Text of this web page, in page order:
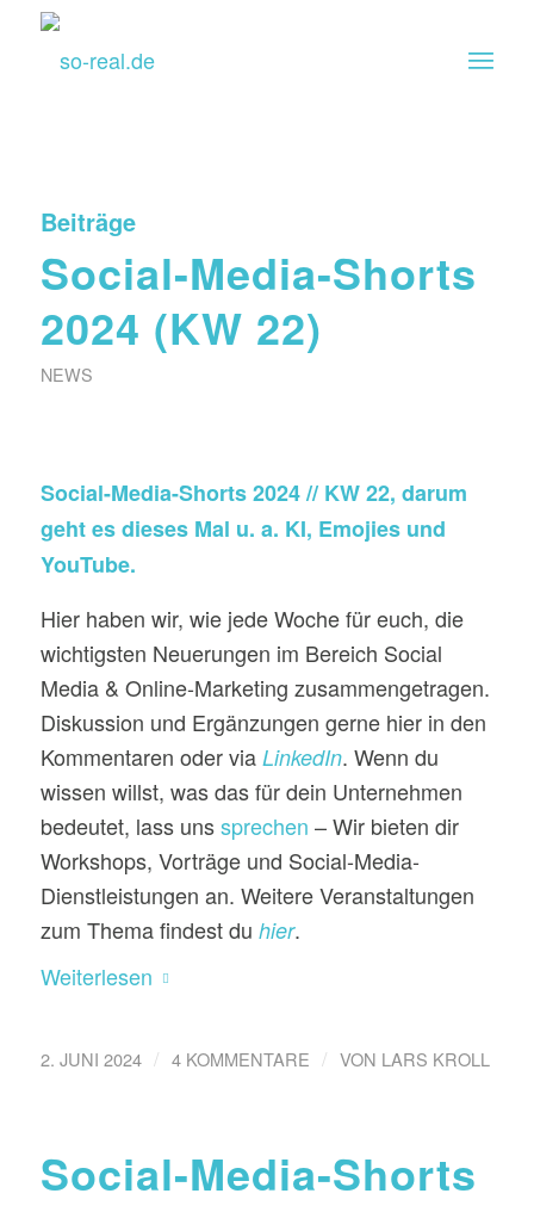
Beiträge
Social-Media-Shorts
2024 (KW 22)
NEWS
Social-Media-Shorts 2024 // KW 22, darum
geht es dieses Mal u. a. KI, Emojies und
YouTube.
Hier haben wir, wie jede Woche für euch, die
wichtigsten Neuerungen im Bereich Social
Media & Online-Marketing zusammengetragen.
Diskussion und Ergänzungen gerne hier in den
Kommentaren oder via LinkedIn. Wenn du
wissen willst, was das für dein Unternehmen
bedeutet, lass unssprechen – Wir bieten dir
Workshops, Vorträge und Social-Media-
Dienstleistungen an. Weitere Veranstaltungen
zum Thema findest du hier.
Weiterlesen
2. JUNI 2024 / 4 KOMMENTARE / VON LARS KROLL
Social-Media-Shorts